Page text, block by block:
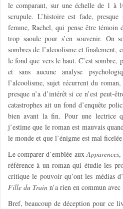
le comparant, sur une échelle de 1 à
scrupule. L’histoire est fade,
femme, Rachel, qui pense être témoin
trop saoule pour s’en souvenir. On
sombres de l’alcoolisme et finalement,
le fond que vers le haut. C’est sombre,
et sans aucune analyse
l’alcoolisme, sujet récurrent du
presque n’a d’intérêt si ce n’est peut-
catastrophes ait un fond d’enquête
bien avant la fin. Pour une lectrice
j’estime que le roman est mauvais
le monde et que l’énigme est mal
Le comparer d’emblée auxApparences,
référence à un roman qui étudie les
critique le pouvoir qu’ont les médias
Fille du Train n’a rien en commun
Bref, beaucoup de déception pour ce